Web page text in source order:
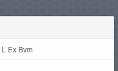
L Ex Bvm